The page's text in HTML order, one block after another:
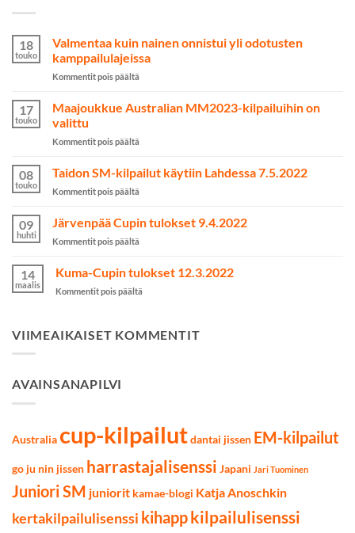
18
touko
Valmentaa kuin nainen onnistui yli odotusten
kamppailulajeissa
Kommentit pois päältä
kuin
nainen
kamppailulajeissa
17
touko
Maajoukkue Australian MM2023-kilpailuihin on
valittu
Kommentit pois päältä
Australian
MM2023-
valittu
08
touko
Taidon SM-kilpailut käytiin Lahdessa 7.5.2022
Kommentit pois päältä
SM-
kilpailut
7.5.2022
09
huhti
Järvenpää Cupin tulokset 9.4.2022
Kommentit pois päältä
Cupin
tulokset
9.4.2022
14
maalis
Kuma-Cupin tulokset 12.3.2022
Kommentit pois päältä
tulokset
VIIMEAIKAISET KOMMENTIT
AVAINSANAPILVI
Australia cup-kilpailutdantai jissen EM-kilpailut
go ju nin jissen harrastajalisenssi Japani Jari Tuominen
Juniori SM juniorit kamae-blogi Katja Anoschkin
kertakilpailulisenssi kihappkilpailulisenssi